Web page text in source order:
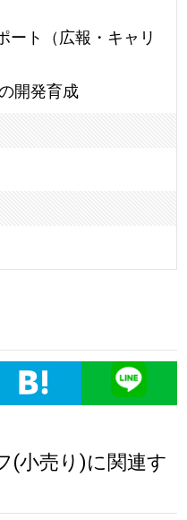
ート（広報・キャリ
開発育成
(小売り)に関連す